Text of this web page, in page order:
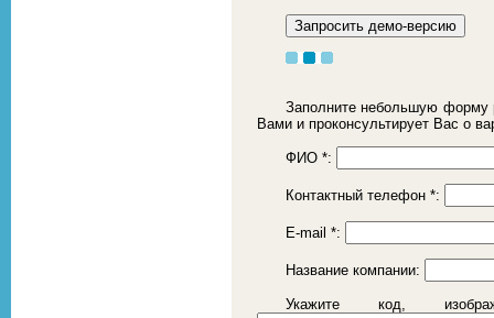
Заполните небольшую форму
Вами и проконсультирует Вас о
ФИО *:
Контактный телефон *:
E-mail *:
Название компании:
Укажите код,